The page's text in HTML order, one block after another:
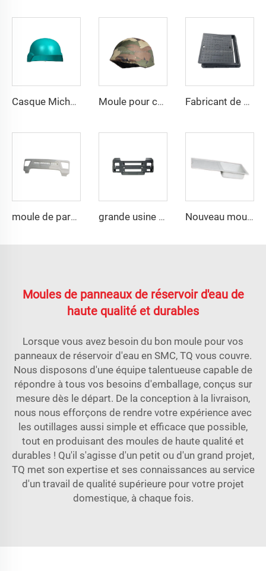
Casque Mich& Fast, moule de compression PE avec rails latéraux, moule pour casque de sécurité Moule pour casque de compression PE avec rails latéraux - Technologie de moulage par compression pour casques Fabricant de Taizhou en Chine, couvercle d'homme customisé en composite pour outil carré en fonte d'acier
moule de pare-chocs de compression SMC d'usine professionnelle grande usine de fabrication moule arrière en acier SMC Nouveau moule pour évier composite 2023
Moules de panneaux de réservoir d'eau de
haute qualité et durables
Lorsque vous avez besoin du bon moule pour vos
panneaux de réservoir d'eau en SMC, TQ vous couvre.
Nous disposons d'une équipe talentueuse capable de
répondre à tous vos besoins d'emballage, conçus sur
mesure dès le départ. De la conception à la livraison,
nous nous efforçons de rendre votre expérience avec
les outillages aussi simple et efficace que possible,
tout en produisant des moules de haute qualité et
durables ! Qu'il s'agisse d'un petit ou d'un grand projet,
TQ met son expertise et ses connaissances au service
d'un travail de qualité supérieure pour votre projet
domestique, à chaque fois.